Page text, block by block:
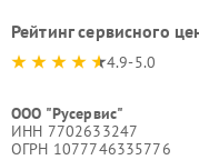
Рейтинг сервисного
4.9-5.0
ООО "Русервис"
ИНН 7702633247
ОГРН 1077746335776